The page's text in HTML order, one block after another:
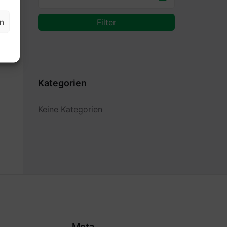
Filter
Kategorien
Keine Kategorien